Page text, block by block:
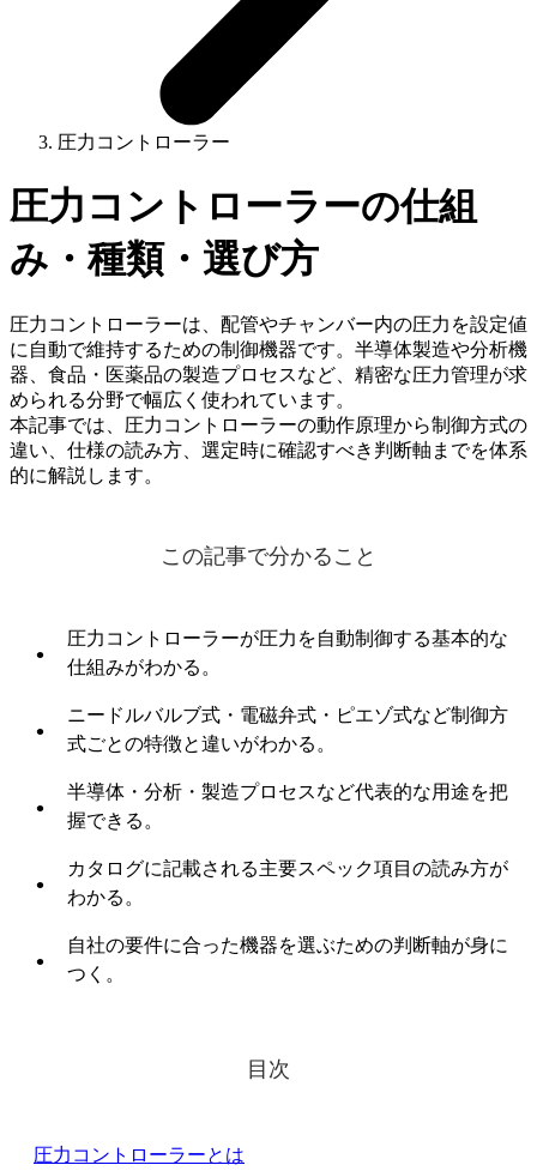
圧力コントローラー
圧力コントローラーの仕組
み・種類・選び方
圧力コントローラーは、配管やチャンバー内の圧力を設定値
に自動で維持するための制御機器です。半導体製造や分析機
器、食品・医薬品の製造プロセスなど、精密な圧力管理が求
められる分野で幅広く使われています。
本記事では、圧力コントローラーの動作原理から制御方式の
違い、仕様の読み方、選定時に確認すべき判断軸までを体系
的に解説します。
この記事で分かること
圧力コントローラーが圧力を自動制御する基本的な
仕組みがわかる。
ニードルバルブ式・電磁弁式・ピエゾ式など制御方
式ごとの特徴と違いがわかる。
半導体・分析・製造プロセスなど代表的な用途を把
握できる。
カタログに記載される主要スペック項目の読み方が
わかる。
自社の要件に合った機器を選ぶための判断軸が身に
つく。
目次
圧力コントローラーとは